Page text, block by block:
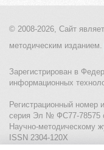
© 2008-2026, Сайт
методическим изданием.
Зарегистрирован в
информационных
Регистрационный номер
серия Эл № ФС77-78575
Научно-методическому
ISSN 2304-120X